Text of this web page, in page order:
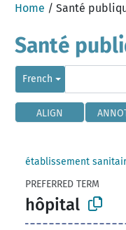
Home / Santé
Santé
French
ALIGN
établissement
PREFERRED TERM
hôpital